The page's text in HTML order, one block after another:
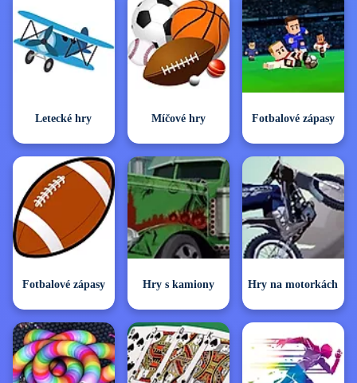
Letecké hry Míčové hry Fotbalové zápasy
Fotbalové zápasy Hry s kamiony Hry na motorkách